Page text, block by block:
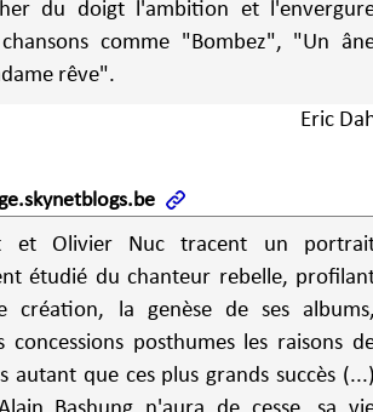
du doigt l'ambition et
comme "Bombez", "Un
rêve".
Eric
et Olivier Nuc tracent un
étudié du chanteur rebelle,
création, la genèse de ses
concessions posthumes les raisons
autant que ces plus grands succès